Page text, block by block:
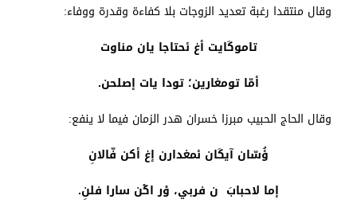
وقال منتقدا رغبة تعديد الزوجات بلا كفاءة وقدرة ووفاء:
تاموكَايت أغ ئحتاجا يان مناوت
أمّا تومغارين؛ تودا يات إصلحن.
وقال الحاج الحبيب مبرزا خسران هدر الزمان فيما لا ينفع:
ؤُسّان آيكَان ئمغدارن إغ أكن فّالانِ
إما لاحبابَ ن فربي، وْر اكْن سارا فلنِ.